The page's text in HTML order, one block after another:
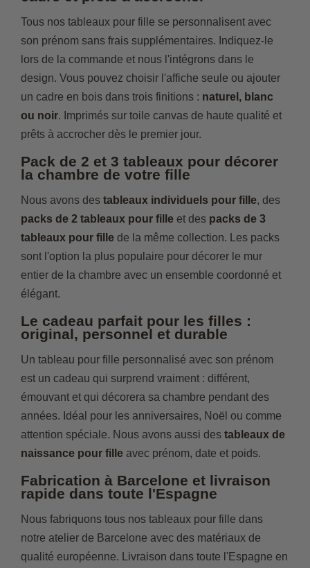
Tous nos tableaux pour fille se personnalisent avec
son prénom sans frais supplémentaires. Indiquez-le
lors de la commande et nous l'intégrons dans le
design. Vous pouvez choisir l'affiche seule ou ajouter
un cadre en bois dans trois finitions : naturel, blanc
ou noir. Imprimés sur toile canvas de haute qualité et
prêts à accrocher dès le premier jour.
Pack de 2 et 3 tableaux pour décorer
la chambre de votre fille
Nous avons des tableaux individuels pour fille, des
packs de 2 tableaux pour fille et des packs de 3
tableaux pour fille de la même collection. Les packs
sont l'option la plus populaire pour décorer le mur
entier de la chambre avec un ensemble coordonné et
élégant.
Le cadeau parfait pour les filles :
original, personnel et durable
Un tableau pour fille personnalisé avec son prénom
est un cadeau qui surprend vraiment : différent,
émouvant et qui décorera sa chambre pendant des
années. Idéal pour les anniversaires, Noël ou comme
attention spéciale. Nous avons aussi des tableaux de
naissance pour fille avec prénom, date et poids.
Fabrication à Barcelone et livraison
rapide dans toute l'Espagne
Nous fabriquons tous nos tableaux pour fille dans
notre atelier de Barcelone avec des matériaux de
qualité européenne. Livraison dans toute l'Espagne en